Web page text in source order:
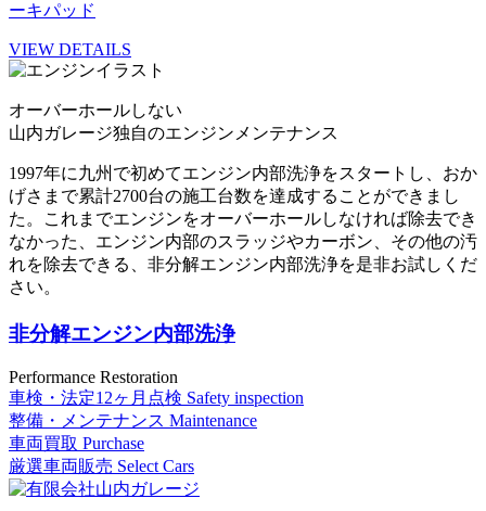
ーキパッド
VIEW DETAILS
オーバーホールしない
山内ガレージ独自のエンジンメンテナンス
1997年に九州で初めてエンジン内部洗浄をスタートし、おか
げさまで累計2700台の施工台数を達成することができまし
た。これまでエンジンをオーバーホールしなければ除去でき
なかった、エンジン内部のスラッジやカーボン、その他の汚
れを除去できる、非分解エンジン内部洗浄を是非お試しくだ
さい。
非分解エンジン内部洗浄
Performance Restoration
車検・法定12ヶ月点検 Safety inspection
整備・メンテナンス Maintenance
車両買取 Purchase
厳選車両販売 Select Cars